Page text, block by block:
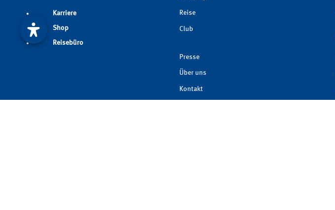
Karriere
Shop
Reisebüro
Reise
Club
Presse
Über uns
Kontakt